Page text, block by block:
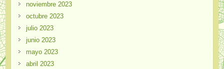
noviembre 2023
octubre 2023
julio 2023
junio 2023
mayo 2023
abril 2023